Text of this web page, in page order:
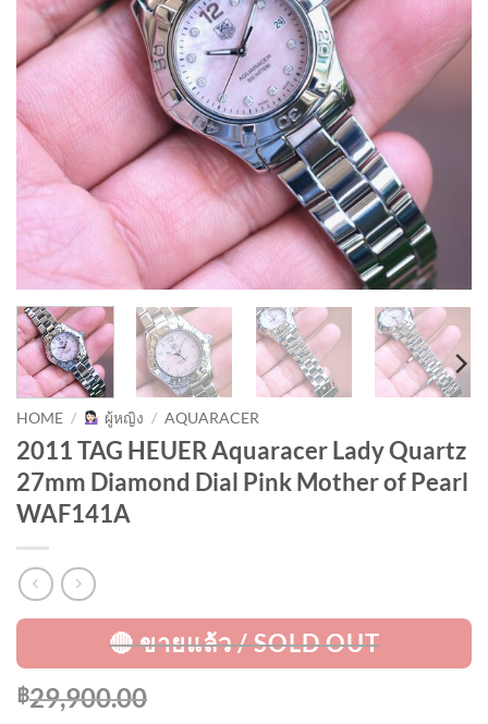
HOME / ผู้หญิง / AQUARACER
2011 TAG HEUER Aquaracer Lady Quartz
27mm Diamond Dial Pink Mother of Pearl
WAF141A
฿29,900.00